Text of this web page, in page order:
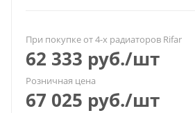
При покупке от 4-х радиаторов Rifar
62 333 руб./шт
Розничная цена
67 025 руб./шт